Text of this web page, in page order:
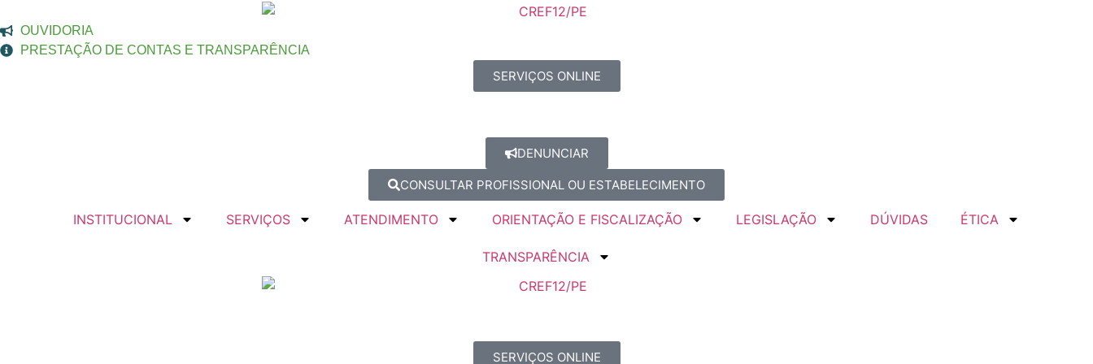
OUVIDORIA
PRESTAÇÃO DE CONTAS E TRANSPARÊNCIA
SERVIÇOS ONLINE
DENUNCIAR
CONSULTAR PROFISSIONAL OU ESTABELECIMENTO
INSTITUCIONAL SERVIÇOS ATENDIMENTO ORIENTAÇÃO E FISCALIZAÇÃO LEGISLAÇÃO DÚVIDAS ÉTICA
TRANSPARÊNCIA
SERVIÇOS ONLINE